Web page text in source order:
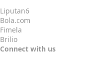
Liputan6
Bola.com
Fimela
Brilio
Connect with us